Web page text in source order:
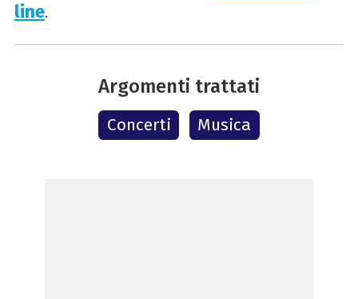
line.
Argomenti trattati
Concerti Musica